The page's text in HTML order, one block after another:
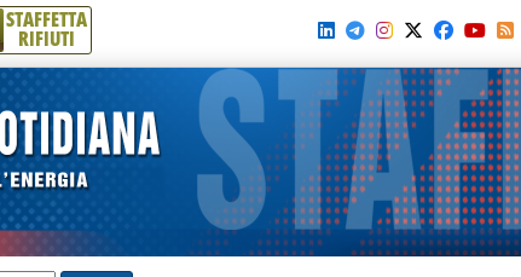
STAFFETTA
RIFIUTI